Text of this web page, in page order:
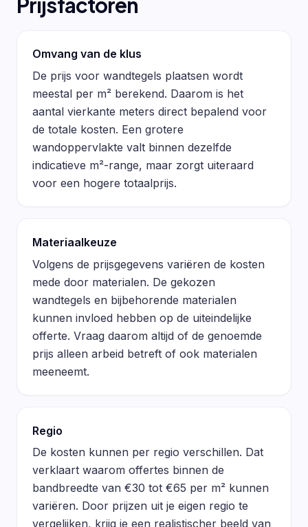
Omvang van de klus
De prijs voor wandtegels plaatsen wordt
meestal per m² berekend. Daarom is het
aantal vierkante meters direct bepalend voor
de totale kosten. Een grotere
wandoppervlakte valt binnen dezelfde
indicatieve m²-range, maar zorgt uiteraard
voor een hogere totaalprijs.
Materiaalkeuze
Volgens de prijsgegevens variëren de kosten
mede door materialen. De gekozen
wandtegels en bijbehorende materialen
kunnen invloed hebben op de uiteindelijke
offerte. Vraag daarom altijd of de genoemde
prijs alleen arbeid betreft of ook materialen
meeneemt.
Regio
De kosten kunnen per regio verschillen. Dat
verklaart waarom offertes binnen de
bandbreedte van €30 tot €65 per m² kunnen
variëren. Door prijzen uit je eigen regio te
vergelijken, krijg je een realistischer beeld van